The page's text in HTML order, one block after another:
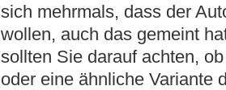
sich mehrmals, dass der
wollen, auch das gemeint
sollten Sie darauf achten,
oder eine ähnliche Variante